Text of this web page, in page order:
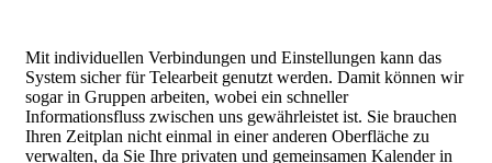
Mit individuellen Verbindungen und Einstellungen kann das
System sicher für Telearbeit genutzt werden. Damit können wir
sogar in Gruppen arbeiten, wobei ein schneller
Informationsfluss zwischen uns gewährleistet ist. Sie brauchen
Ihren Zeitplan nicht einmal in einer anderen Oberfläche zu
verwalten, da Sie Ihre privaten und gemeinsamen Kalender in